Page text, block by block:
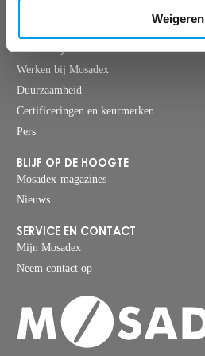
Weigeren
Wie we zijn
Werken bij Mosadex
Duurzaamheid
Certificeringen en keurmerken
Pers
BLIJF OP DE HOOGTE
Mosadex-magazines
Nieuws
SERVICE EN CONTACT
Mijn Mosadex
Neem contact op